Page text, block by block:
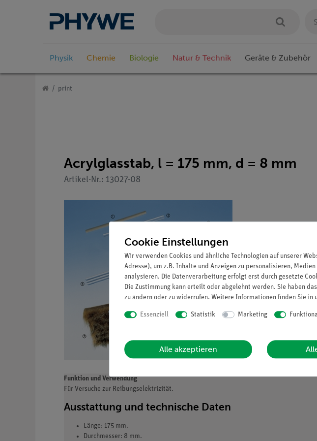
Physik Chemie Biologie Natur & Technik Geräte & Zubehör
print
Acrylglasstab, l = 175 mm, d = 8 mm
Artikel-Nr.: 13027-08
Funktion und Verwendung
Für Versuche zur Reibungselektrizität.
Ausstattung und technische Daten
Länge: 175 mm.
Durchmesser: 8 mm.
Cookie Einstellungen
Wir verwenden Cookies und ähnliche Technologien auf unserer
Adresse), um z.B. Inhalte und Anzeigen zu personalisieren,
analysieren. Die Datenverarbeitung erfolgt erst durch gesetzte
Die Zustimmung kann erteilt oder abgelehnt werden. Sie haben
zu ändern oder zu widerrufen. Weitere Informationen finden Sie in
Essenziell Statistik Marketing
Alle akzeptieren